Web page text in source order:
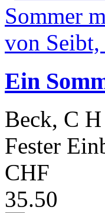
Ein
Beck, C H
Fester
CHF
35.50